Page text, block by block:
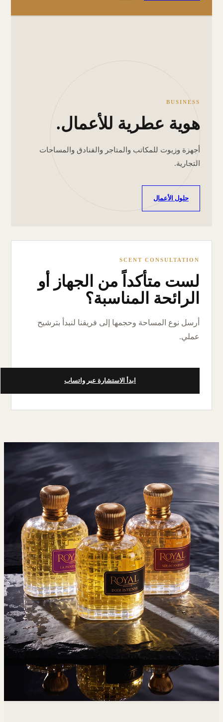
BUSINESS
هوية عطرية للأعمال.
أجهزة وزيوت للمكاتب والمتاجر والفنادق والمساحات
التجارية.
حلول الأعمال
SCENT CONSULTATION
لست متأكداً من الجهاز أو
الرائحة المناسبة؟
أرسل نوع المساحة وحجمها إلى فريقنا لنبدأ بترشيح
عملي.
ابدأ الاستشارة عبر واتساب